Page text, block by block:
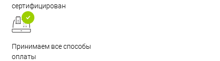
сертифицирован
Принимаем все способы
оплаты